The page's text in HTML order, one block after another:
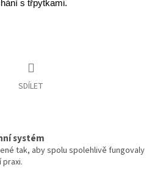
s třpytkami.
SDÍLET
systém
tak, aby spolu spolehlivě fungovaly
praxi.